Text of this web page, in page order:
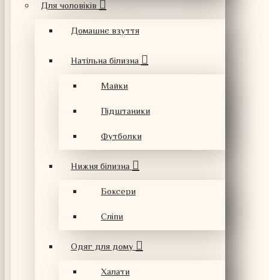
Для чоловіків
Домашнє взуття
Натільна білизна
Майки
Підштаники
Футболки
Нижня білизна
Боксери
Сліпи
Одяг для дому
Халати